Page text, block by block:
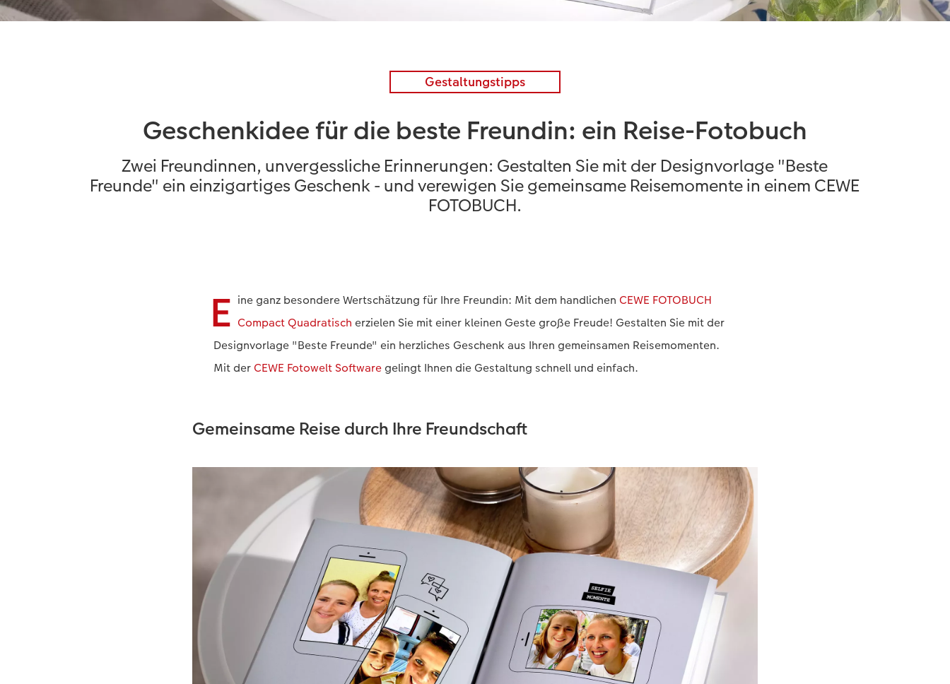
Gestaltungstipps
Geschenkidee für die beste Freundin: ein Reise-Fotobuch
Zwei Freundinnen, unvergessliche Erinnerungen: Gestalten Sie mit der Designvorlage "Beste
Freunde" ein einzigartiges Geschenk - und verewigen Sie gemeinsame Reisemomente in einem CEWE
FOTOBUCH.
E ine ganz besondere Wertschätzung für Ihre Freundin: Mit dem handlichen CEWE FOTOBUCH
Compact Quadratisch erzielen Sie mit einer kleinen Geste große Freude! Gestalten Sie mit der
Designvorlage "Beste Freunde" ein herzliches Geschenk aus Ihren gemeinsamen Reisemomenten.
Mit der CEWE Fotowelt Software gelingt Ihnen die Gestaltung schnell und einfach.
Gemeinsame Reise durch Ihre Freundschaft